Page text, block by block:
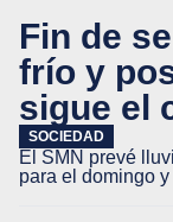
Fin de
frío y
sigue el
SOCIEDAD
El SMN prevé
para el domingo